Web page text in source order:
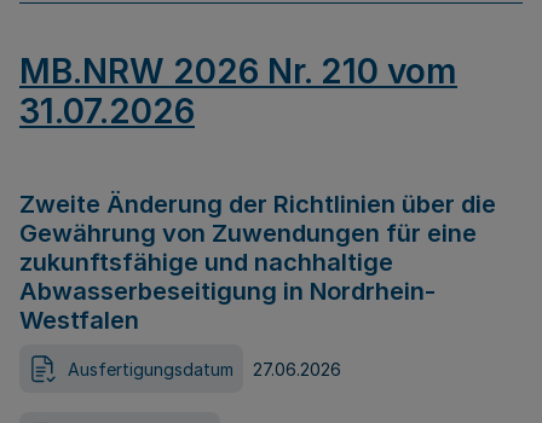
MB.NRW 2026 Nr. 210 vom
31.07.2026
Zweite Änderung der Richtlinien über die
Gewährung von Zuwendungen für eine
zukunftsfähige und nachhaltige
Abwasserbeseitigung in Nordrhein-
Westfalen
Ausfertigungsdatum 27.06.2026